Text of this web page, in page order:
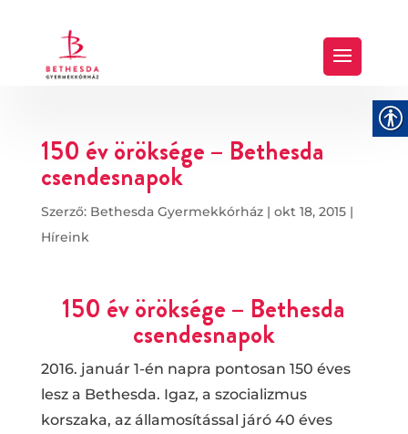
150 év öröksége – Bethesda
csendesnapok
Szerző: Bethesda Gyermekkórház| okt 18, 2015|
Híreink
150 év öröksége – Bethesda
csendesnapok
2016. január 1-én napra pontosan 150 éves
lesz a Bethesda. Igaz, a szocializmus
korszaka, az államosítással járó 40 éves